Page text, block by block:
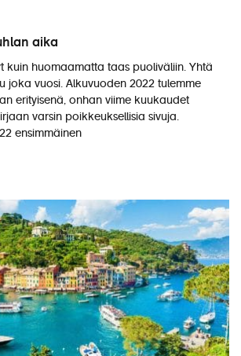
aika
kuin huomaamatta taas puoliväliin. Yhtä
joka vuosi. Alkuvuoden 2022 tulemme
erityisenä, onhan viime kuukaudet
varsin poikkeuksellisia sivuja.
ensimmäinen